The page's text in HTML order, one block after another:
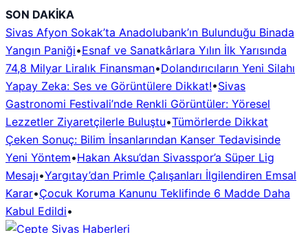
İçeriğe
geç
SON DAKİKA
Sivas Afyon Sokak’ta Anadolubank’ın Bulunduğu Binada
Yangın Paniği•Esnaf ve Sanatkârlara Yılın İlk Yarısında
74,8 Milyar Liralık Finansman•Dolandırıcıların Yeni Silahı
Yapay Zeka: Ses ve Görüntülere Dikkat!•Sivas
Gastronomi Festivali’nde Renkli Görüntüler: Yöresel
Lezzetler Ziyaretçilerle Buluştu•Tümörlerde Dikkat
Çeken Sonuç: Bilim İnsanlarından Kanser Tedavisinde
Yeni Yöntem•Hakan Aksu’dan Sivasspor’a Süper Lig
Mesajı•Yargıtay’dan Primle Çalışanları İlgilendiren Emsal
Karar•Çocuk Koruma Kanunu Teklifinde 6 Madde Daha
Kabul Edildi•